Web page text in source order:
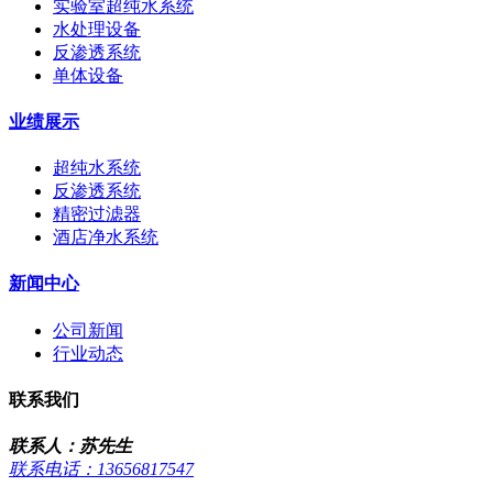
实验室超纯水系统
水处理设备
反渗透系统
单体设备
业绩展示
超纯水系统
反渗透系统
精密过滤器
酒店净水系统
新闻中心
公司新闻
行业动态
联系我们
联系人：苏先生
联系电话：13656817547